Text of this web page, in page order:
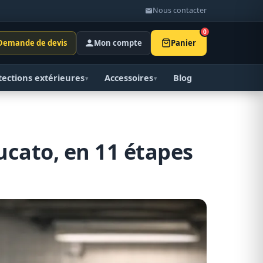
Nous contacter
de devis Mon compte Panier
0
extérieures▾ Accessoires▾ Blog
en 11 étapes